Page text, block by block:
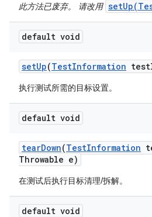
此方法已废弃。 请改用
default void
setUp(TestInformation test
执行测试所需的目标设置。
default void
tearDown(TestInformation
Throwable e)
在测试后执行目标清理/拆解。
default void